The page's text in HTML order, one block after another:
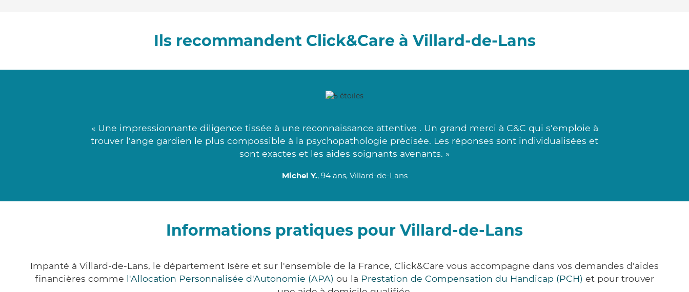
Ils recommandent Click&Care à Villard-de-Lans
« Une impressionnante diligence tissée à une reconnaissance attentive . Un grand merci à C&C qui s'emploie à
trouver l'ange gardien le plus compossible à la psychopathologie précisée. Les réponses sont individualisées et
sont exactes et les aides soignants avenants. »
Michel Y., 94 ans, Villard-de-Lans
Informations pratiques pour Villard-de-Lans
Impanté à Villard-de-Lans, le département Isère et sur l'ensemble de la France, Click&Care vous accompagne dans vos demandes d'aides
financières comme l'Allocation Personnalisée d'Autonomie (APA) ou la Prestation de Compensation du Handicap (PCH) et pour trouver